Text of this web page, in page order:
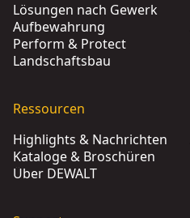
Lösungen nach Gewerk
Aufbewahrung
Perform & Protect
Landschaftsbau
Ressourcen
Highlights & Nachrichten
Kataloge & Broschüren
Über DEWALT